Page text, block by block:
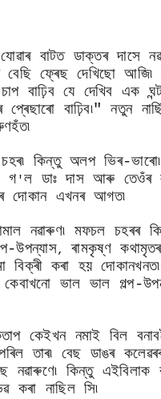
বাটত ডাক্তৰ দাসে
ফ্ৰেছ দেখিছো আজি৷
বাঢ়িব যে দেখিব এক
প্ৰেছাৰো বাঢ়িব৷" নতুন
কিন্তু অলপ ভিৰ-ভাৰো৷
গ 'ল ডাঃ দাস আৰু তেওঁৰ
দোকান এখনৰ আগত৷
নৱাৰুণ৷ মফচল চহৰৰ
উপন্যাস,ৰামকৃষ্ণ
কৰা হয়
ভাল ভাল গল্প-
কেইখন নমাই বিল
তাৰ৷ বেছ ডাঙৰ
নৱাৰুণে৷ কিন্তু এইবিলাক
কৰা নাছিল সি৷